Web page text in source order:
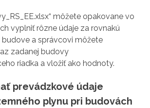
môžete opakovane vo
vyplniť rôzne údaje za rovnakú
budove a správcovi môžete
zadanej budovy
riadka a vložiť ako hodnoty.
prevádzkové údaje
plynu pri budovách